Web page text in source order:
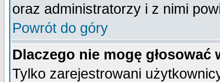
oraz administratorzy i z nimi
Powrót do góry
Dlaczego nie mogę głosować
Tylko zarejestrowani